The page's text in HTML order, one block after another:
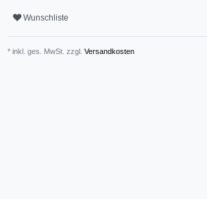
Wunschliste
* inkl. ges. MwSt. zzgl. Versandkosten